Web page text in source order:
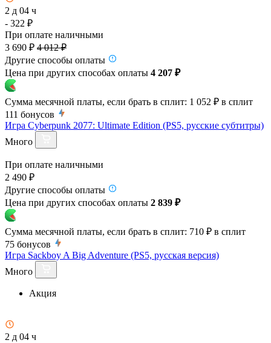
2 д 04 ч
- 322 ₽
При оплате наличными
3 690 ₽ 4 012 ₽
Другие способы оплаты
Цена при других способах оплаты 4 207 ₽
Сумма месячной платы, если брать в сплит: 1 052 ₽ в сплит
111 бонусов
Игра Cyberpunk 2077: Ultimate Edition (PS5, русские субтитры)
Много
При оплате наличными
2 490 ₽
Другие способы оплаты
Цена при других способах оплаты 2 839 ₽
Сумма месячной платы, если брать в сплит: 710 ₽ в сплит
75 бонусов
Игра Sackboy A Big Adventure (PS5, русская версия)
Много
Акция
2 д 04 ч